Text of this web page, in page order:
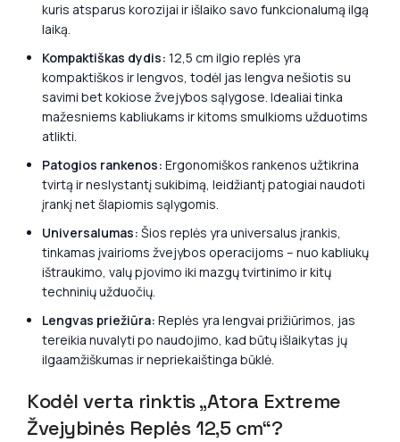
kuris atsparus korozijai ir išlaiko savo funkcionalumą ilgą
laiką.
Kompaktiškas dydis: 12,5 cm ilgio replės yra
kompaktiškos ir lengvos, todėl jas lengva nešiotis su
savimi bet kokiose žvejybos sąlygose. Idealiai tinka
mažesniems kabliukams ir kitoms smulkioms užduotims
atlikti.
Patogios rankenos: Ergonomiškos rankenos užtikrina
tvirtą ir neslystantį sukibimą, leidžiantį patogiai naudoti
įrankį net šlapiomis sąlygomis.
Universalumas: Šios replės yra universalus įrankis,
tinkamas įvairioms žvejybos operacijoms – nuo kabliukų
ištraukimo, valų pjovimo iki mazgų tvirtinimo ir kitų
techninių užduočių.
Lengvas priežiūra: Replės yra lengvai prižiūrimos, jas
tereikia nuvalyti po naudojimo, kad būtų išlaikytas jų
ilgaamžiškumas ir nepriekaištinga būklė.
Kodėl verta rinktis „Atora Extreme
Žvejybinės Replės 12,5 cm“?